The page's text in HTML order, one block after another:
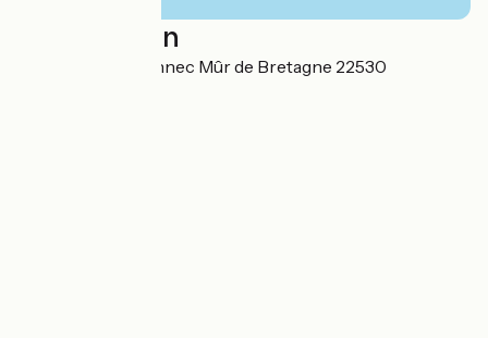
Localisation
Anse de Landroannec Mûr de Bretagne 22530